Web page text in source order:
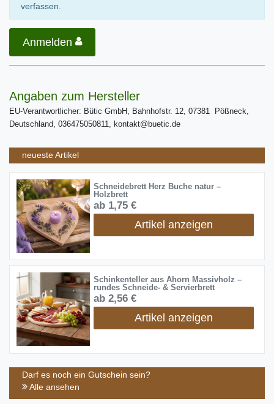
verfassen.
Anmelden
Angaben zum Hersteller
EU-Verantwortlicher: Bütic GmbH, Bahnhofstr. 12, 07381 Pößneck,
Deutschland, 036475050811, kontakt@buetic.de
neueste Artikel
Schneidebrett Herz Buche natur –
Holzbrett
ab 1,75 €
Artikel anzeigen
Schinkenteller aus Ahorn Massivholz –
rundes Schneide- & Servierbrett
ab 2,56 €
Artikel anzeigen
Darf es noch ein Gutschein sein?
Alle ansehen